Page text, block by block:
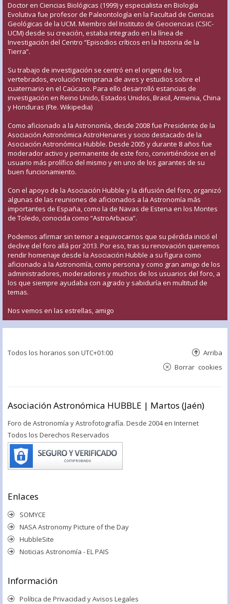
Doctor en Ciencias Biológicas (1999) y especialista en Biología
Evolutiva fue profesor de Paleontología en la Facultad de Ciencias
Geológicas de la UCM. Miembro del Instituto de Geociencias (CSIC-
UCM) desde su creación, estaba integrado en la línea de
Investigación del Centro “Episodios críticos en la historia de la
Tierra”.
Su trabajo de investigación se centró en el origen de los
vertebrados, evolución temprana de aves y estudios sobre el
cuaternario en el Caúcaso. Para ello desarrolló estancias de
investigación en Reino Unido, Estados Unidos, Brasil, Armenia, China
y Honduras (Fte. Wikipedia)
Como aficionado a la Astronomía, desde 2008 fue Presidente de la
Asociación Astronómica AstroHenares y socio destacado de la
Asociación Astronómica Hubble. Desde 2005 y durante 8 años fue
moderador activo y permanente de este foro, convirtiéndose en el
usuario más prolífico del mismo y en uno de los garantes de su
buen funcionamiento.
Con el apoyo de la Asociación Hubble y la difusión del foro, organizó
algunas de las reuniones de aficionados a la Astronomía más
importantes de España, como la de Navas de Estena en los Montes
de Toledo, conocida como “AstroArbacia”.
Podemos afirmar sin temor a equivocarnos que su pérdida inició el
declive del foro allá por 2013. Por eso, tras su renovación queremos
rendir homenaje desde la Asociación Hubble a su figura como
aficionado a la Astronomía, como persona y como gran amigo de los
administradores, moderadores y muchos de los usuarios del foro, a
los que siempre ayudaba con agrado y sabiduría en multitud de
temas.
Nos vemos en las estrellas, amigo
Todos los horarios son UTC+01:00 Arriba
Borrar cookies
Asociación Astronómica HUBBLE | Martos (Jaén)
Foro de Astronomía y Astrofotografía. Desde 2004 en Internet
Todos los Derechos Reservados
Enlaces
SOMYCE
NASA Astronomy Picture of the Day
HubbleSite
Noticias Astronomía - EL PAIS
Información
Política de Privacidad y Avisos Legales